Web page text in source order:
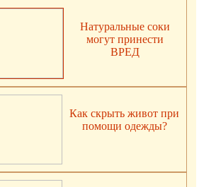
Натуральные соки
могут принести
ВРЕД
Как скрыть живот при
помощи одежды?